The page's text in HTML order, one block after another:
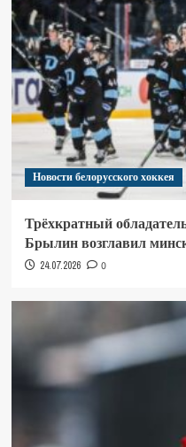
Новости белорусского хоккея
Трёхкратный
Брылин возглавил
24.07.2026 0